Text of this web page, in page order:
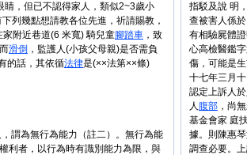
指駁及說 明
查被害人係
有相驗屍體
心高檢醫鑑
傷，可能是
十七年三月
認定上訴人
人 腹部 ，尚
基金會家 庭
據。則陳惠
調查必要。
睛，但已不認得家人，類似2~3歲小
列幾點想請教各位先進，祈請賜教，
附近巷道(6 米寬) 騎兒童腳踏車 ，致
而滑倒 ，監護人(小孩父母親)是否需負
的話，其依循法律是(××法第××條)
，謂為無行為能力（註二）。無行為能
利者，以行為時有識別能力為限，與